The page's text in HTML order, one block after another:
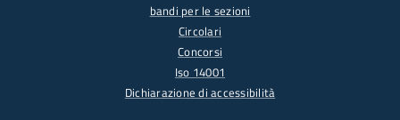
bandi per le sezioni
Circolari
Concorsi
Iso 14001
Dichiarazione di accessibilità